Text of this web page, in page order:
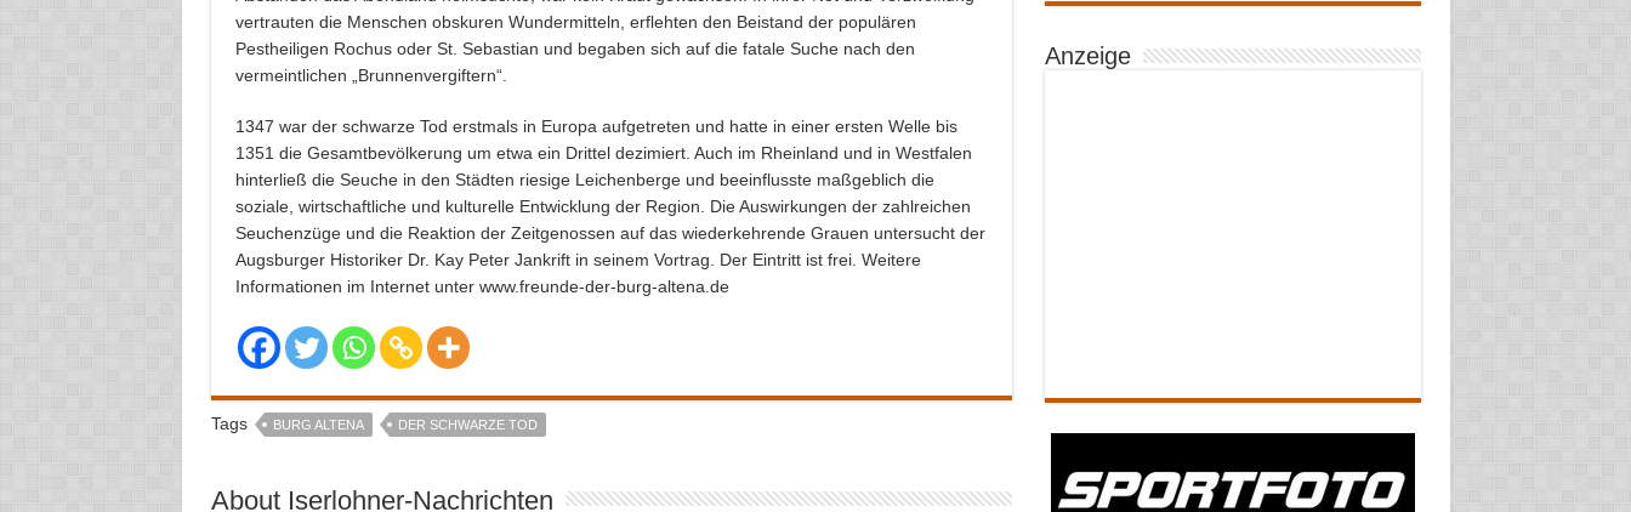
vertrauten die Menschen obskuren Wundermitteln, erflehten den Beistand der populären
Pestheiligen Rochus oder St. Sebastian und begaben sich auf die fatale Suche nach den
vermeintlichen „Brunnenvergiftern“.
1347 war der schwarze Tod erstmals in Europa aufgetreten und hatte in einer ersten Welle bis
1351 die Gesamtbevölkerung um etwa ein Drittel dezimiert. Auch im Rheinland und in Westfalen
hinterließ die Seuche in den Städten riesige Leichenberge und beeinflusste maßgeblich die
soziale, wirtschaftliche und kulturelle Entwicklung der Region. Die Auswirkungen der zahlreichen
Seuchenzüge und die Reaktion der Zeitgenossen auf das wiederkehrende Grauen untersucht der
Augsburger Historiker Dr. Kay Peter Jankrift in seinem Vortrag. Der Eintritt ist frei. Weitere
Informationen im Internet unter www.freunde-der-burg-altena.de
Tags BURG ALTENA DER SCHWARZE TOD
About Iserlohner-Nachrichten
Anzeige